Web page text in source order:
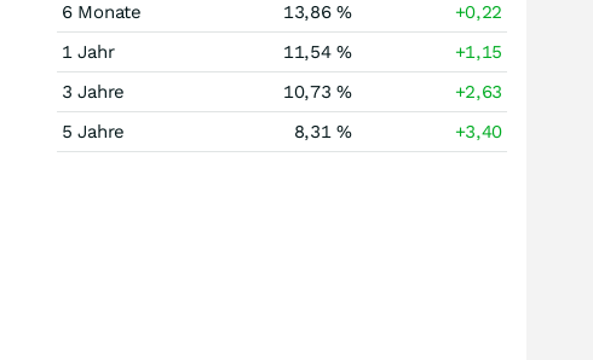
6 Monate
13,86 %
+0,22
1 Jahr
11,54 %
+1,15
3 Jahre
10,73 %
+2,63
5 Jahre
8,31 % +3,40